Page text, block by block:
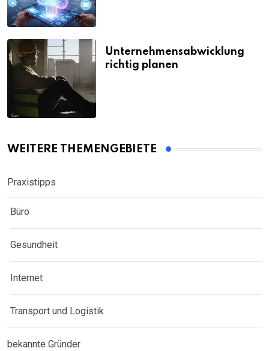
Unternehmensabwicklung
richtig planen
WEITERE THEMENGEBIETE
Praxistipps
Büro
Gesundheit
Internet
Transport und Logistik
bekannte Gründer